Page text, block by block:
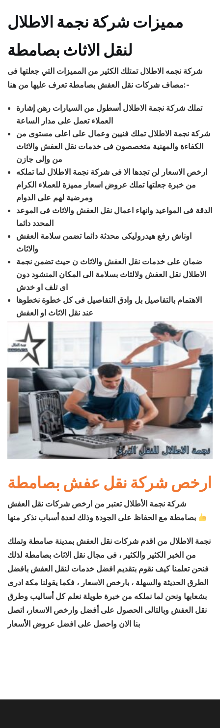
مميزات شركة نجمة الاطلال
لنقل الاثاث بصامطة
شركة نجمه الاطلال تمتلك الكثير من المميزات التي جعلتها فى
مصاف شركات نقل العفش بصامطة تعرف عليها من هنا:-
تملك شركة نجمة الاطلال أسطول من السيارات رهن إشارة
العملاء تعمل على مدار الساعة
شركة نجمة الاطلال تملك فنيين وعمال على اعلى مستوى من
الكفاءة والمهنية متخصصون فى خدمات نقل العفش والاثاث
من وإلى جازن
ارخص الاسعار لن تجدها الا فى شركة نجمة الاطلال لما تملكه
من خبرة جعلتها تملك عروض اسعار مميزة للعملاء الكرام
ومرضية لهم على الدوام
الدقة فى المواعيد وانهاء اعمال نقل العفش والاثاث فى الموعد
المحدد دائما
اوناش رفع هيدروليكى محدثة دائما تضمن سلامة العفش
والاثاث
ضمان على خدمات نقل العفش والاثاث ن حيث تضمن نجمة
الاطلال نقل العفش ولالثاث بسلامة الى المكان المنشود دون
اى تلف او خدش
الاهتمام بالتفاصيل بل وادق التفاصيل فى كل خطوة نخطوها
عند نقل الاثاث او العفش
ارخص شركة نقل عفش بصامطة
شركة نجمة الأطلال تعتبر من ارخص شركات نقل العفش
نجمة الاطلال من اقدم شركات نقل العفش بمدينة صامطة وتملك
من الخبر الكثير والكثير ، فى مجال نقل الاثاث بصامطة لذلك
فنحن تعلمنا كيف نقوم بتقديم افضل خدمات لنقل العفش بافضل
الطرق الحديثة والسهلة ، بارخص الاسعار ، فكما يقولنا مكة ادرى
بشعابها ونحن لما نملكه من خبرة طويلة نعلم كل أساليب وطرق
نقل العفش وبالتالى الحصول على أفضل وارخص الاسعار، اتصل
بنا الان واحصل على افضل عروض الأسعار